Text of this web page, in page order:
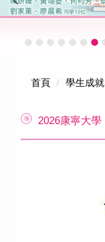
首頁 學生成就
2026康寧大